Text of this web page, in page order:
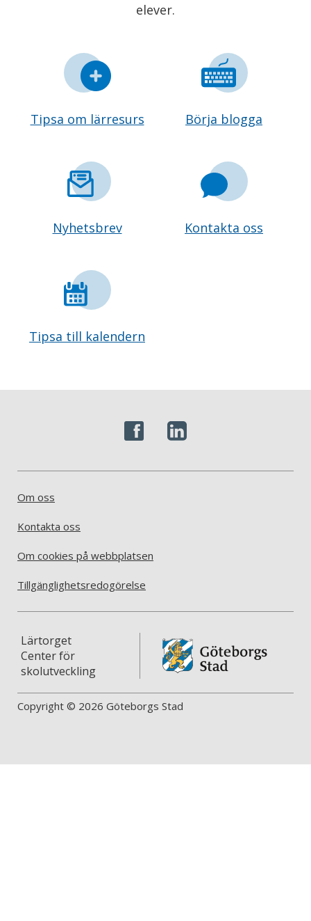
elever.
Tipsa om lärresurs Börja blogga
Nyhetsbrev Kontakta oss
Tipsa till kalendern
Om oss
Kontakta oss
Om cookies på webbplatsen
Tillgänglighetsredogörelse
Lärtorget
Center för
skolutveckling
Copyright © 2026 Göteborgs Stad